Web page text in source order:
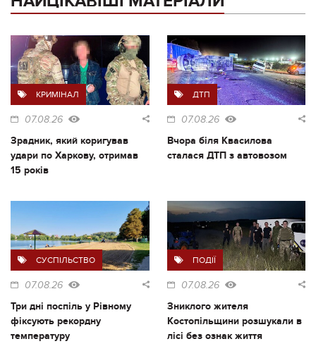
КРИМІНАЛ
07.08.26
Зрадник, який коригував
удари по Харкову, отримав
15 років
ДТП
07.08.26
Вчора біля Квасилова
сталася ДТП з автовозом
СУСПІЛЬСТВО
07.08.26
Три дні поспіль у Рівному
фіксують рекордну
температуру
ПОДІЇ
07.08.26
Зниклого жителя
Костопільщини розшукали в
лісі без ознак життя